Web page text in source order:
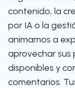
contenido, la
por IA o la
animamos a
aprovechar
disponibles y
comentarios.